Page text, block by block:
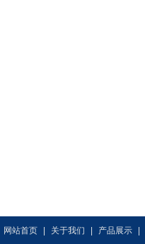
网站首页 关于我们 产品展示